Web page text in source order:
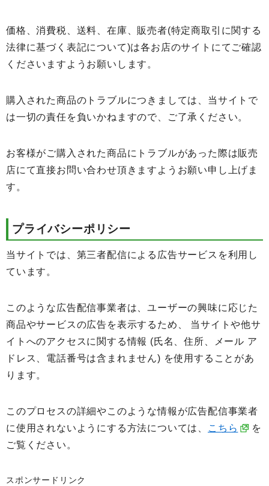
価格、消費税、送料、在庫、販売者(特定商取引に関する
法律に基づく表記について)は各お店のサイトにてご確認
くださいますようお願いします。
購入された商品のトラブルにつきましては、当サイトで
は一切の責任を負いかねますので、ご了承ください。
お客様がご購入された商品にトラブルがあった際は販売
店にて直接お問い合わせ頂きますようお願い申し上げま
す。
プライバシーポリシー
当サイトでは、第三者配信による広告サービスを利用し
ています。
このような広告配信事業者は、ユーザーの興味に応じた
商品やサービスの広告を表示するため、 当サイトや他サ
イトへのアクセスに関する情報 (氏名、住所、メール ア
ドレス、電話番号は含まれません) を使用することがあ
ります。
このプロセスの詳細やこのような情報が広告配信事業者
に使用されないようにする方法については、
こちら
を
ご覧ください。
スポンサードリンク